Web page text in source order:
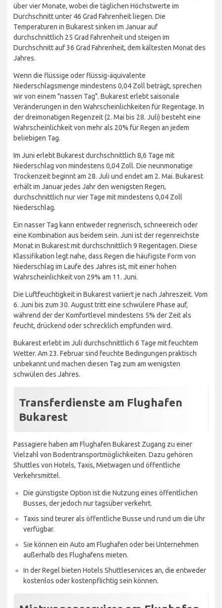
über vier Monate, wobei die täglichen Höchstwerte im
Durchschnitt unter 46 Grad Fahrenheit liegen. Die
Temperaturen in Bukarest sinken im Januar auf
durchschnittlich 25 Grad Fahrenheit und steigen im
Durchschnitt auf 36 Grad Fahrenheit, dem kältesten Monat des
Jahres.
Wenn die flüssige oder flüssig-äquivalente
Niederschlagsmenge mindestens 0,04 Zoll beträgt, sprechen
wir von einem "nassen Tag". Bukarest erlebt saisonale
Veränderungen in den Wahrscheinlichkeiten für Regentage. In
der dreimonatigen Regenzeit (2. Mai bis 28. Juli) besteht eine
Wahrscheinlichkeit von mehr als 20% für Regen an jedem
beliebigen Tag.
Im Juni erlebt Bukarest durchschnittlich 8,6 Tage mit
Niederschlag von mindestens 0,04 Zoll. Die neunmonatige
Trockenzeit beginnt am 28. Juli und endet am 2. Mai. Bukarest
erhält im Januar jedes Jahr den wenigsten Regen,
durchschnittlich nur vier Tage mit mindestens 0,04 Zoll
Niederschlag.
Ein nasser Tag kann entweder regnerisch, schneereich oder
eine Kombination aus beidem sein. Juni ist der regenreichste
Monat in Bukarest mit durchschnittlich 9 Regentagen. Diese
Klassifikation legt nahe, dass Regen die häufigste Form von
Niederschlag im Laufe des Jahres ist, mit einer hohen
Wahrscheinlichkeit von 29% am 11. Juni.
Die Luftfeuchtigkeit in Bukarest variiert je nach Jahreszeit. Vom
6. Juni bis zum 30. August tritt eine schwülere Phase auf,
während der der Komfortlevel mindestens 5% der Zeit als
feucht, drückend oder schrecklich empfunden wird.
Bukarest erlebt im Juli durchschnittlich 6 Tage mit feuchtem
Wetter. Am 23. Februar sind feuchte Bedingungen praktisch
unbekannt und machen diesen Tag zum am wenigsten
schwülen des Jahres.
Transferdienste am Flughafen
Bukarest
Passagiere haben am Flughafen Bukarest Zugang zu einer
Vielzahl von Bodentransportmöglichkeiten. Dazu gehören
Shuttles von Hotels, Taxis, Mietwagen und öffentliche
Verkehrsmittel.
Die günstigste Option ist die Nutzung eines öffentlichen
Busses, der jedoch nur tagsüber verkehrt.
Taxis sind teurer als öffentliche Busse und rund um die Uhr
verfügbar.
Sie können ein Auto am Flughafen oder bei Unternehmen
außerhalb des Flughafens mieten.
In der Regel bieten Hotels Shuttleservices an, die entweder
kostenlos oder kostenpflichtig sein können.